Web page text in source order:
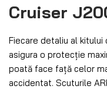
Cruiser
Fiecare detaliu al
asigura o protecție
poată face față celor
accidentat. Scuturile